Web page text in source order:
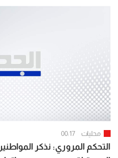
محليات 00:17
التحكم المروري: نذكر